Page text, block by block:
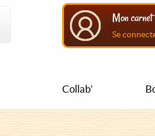
Mon
Se
Collab'